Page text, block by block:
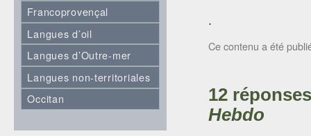
.
Ce contenu a été
12
Hebdo
Francoprovençal
Langues d’oil
Langues d’Outre-mer
Langues non-territoriales
Occitan